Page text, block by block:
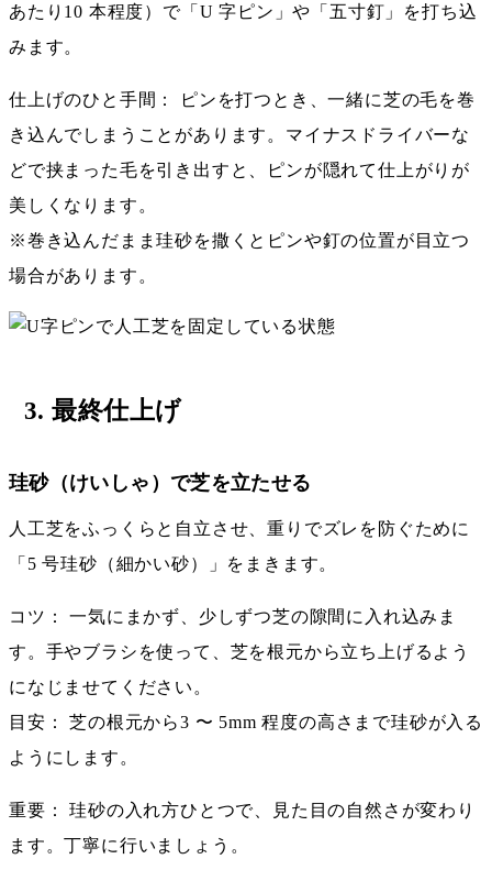
あたり10 本程度）で「U 字ピン」や「五寸釘」を打ち込
みます。
仕上げのひと手間： ピンを打つとき、一緒に芝の毛を巻
き込んでしまうことがあります。マイナスドライバーな
どで挟まった毛を引き出すと、ピンが隠れて仕上がりが
美しくなります。
※巻き込んだまま珪砂を撒くとピンや釘の位置が目立つ
場合があります。
3. 最終仕上げ
珪砂（けいしゃ）で芝を立たせる
人工芝をふっくらと自立させ、重りでズレを防ぐために
「5 号珪砂（細かい砂）」をまきます。
コツ： 一気にまかず、少しずつ芝の隙間に入れ込みま
す。手やブラシを使って、芝を根元から立ち上げるよう
になじませてください。
目安： 芝の根元から3 〜 5mm 程度の高さまで珪砂が入る
ようにします。
重要： 珪砂の入れ方ひとつで、見た目の自然さが変わり
ます。丁寧に行いましょう。